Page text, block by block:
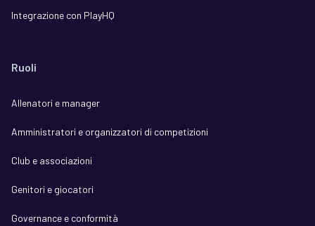
Integrazione con PlayHQ
Ruoli
Allenatori e manager
Amministratori e organizzatori di competizioni
Club e associazioni
Genitori e giocatori
Governance e conformità